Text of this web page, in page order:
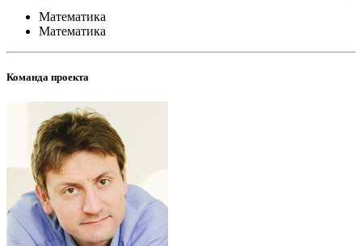
Математика
Математика
Команда проекта